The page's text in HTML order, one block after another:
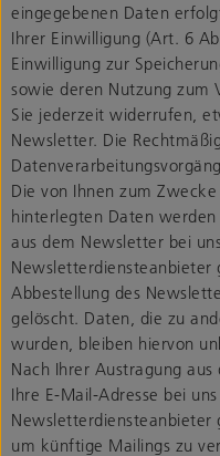
eingegebenen Daten
Ihrer Einwilligung (Art. 6
Einwilligung zur
sowie deren Nutzung zum
Sie jederzeit widerrufen,
Newsletter. Die
Die von Ihnen zum
hinterlegten Daten
aus dem Newsletter bei
Newsletterdiensteanbieter
Abbestellung des
gelöscht. Daten, die zu
wurden, bleiben hiervon
Nach Ihrer Austragung
Ihre E-Mail-Adresse bei
Newsletterdiensteanbieter
um künftige Mailings zu